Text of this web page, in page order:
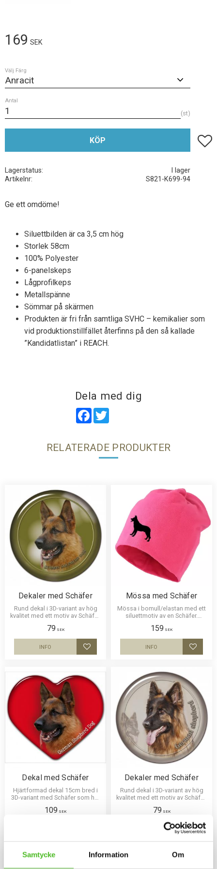
Samtycke Information Om
169 SEK
Välj Färg
Antal
st
KÖP Lägg
Lagerstatus
I lager
Artikelnr
S821-K699-94
Ge ett omdöme!
Siluettbilden är ca 3,5 cm hög
Storlek 58cm
100% Polyester
6-panelskeps
Lågprofilkeps
Metallspänne
Sömmar på skärmen
Produkten är fri från samtliga SVHC – kemikalier som
vid produktionstillfället återfinns på den så kallade
”Kandidatlistan” i REACH.
Dela med dig
Facebook
RELATERADE PRODUKTER
Dekaler med Schäfer
Rund dekal i 3D-variant av hög
kvalitet med ett motiv av Schäfer.
och 30 cm i diameter.
79 SEK
Lägg till i favoriter
INFO
Mössa med Schäfer
Mössa i bomull/elastan med ett
siluettmotiv av en Schäfer.
159 SEK
Lägg
INFO
Dekal med Schäfer
Hjärtformad dekal 15cm bred i
3D-variant med Schäfer som har
på bilruta m.m.
109 SEK
Dekaler med Schäfer
Rund dekal i 3D-variant av hög
kvalitet med ett motiv av Schäfer.
och 30 cm i diameter.
79 SEK
Lägg